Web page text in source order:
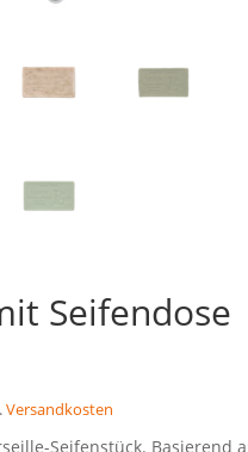
Seifendose
Versandkosten
Seifenstück. Basierend